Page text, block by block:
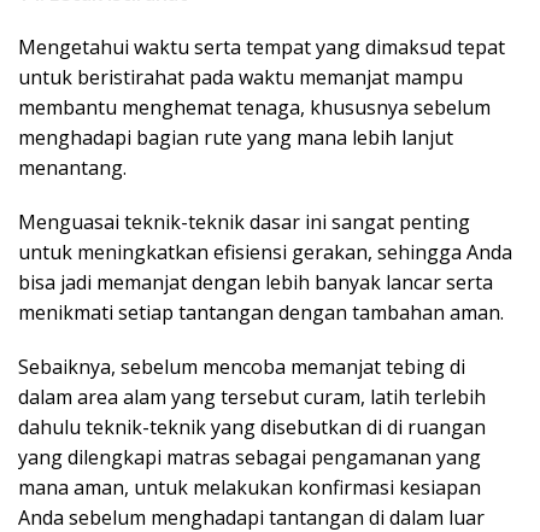
Mengetahui waktu serta tempat yang dimaksud tepat
untuk beristirahat pada waktu memanjat mampu
membantu menghemat tenaga, khususnya sebelum
menghadapi bagian rute yang mana lebih lanjut
menantang.
Menguasai teknik-teknik dasar ini sangat penting
untuk meningkatkan efisiensi gerakan, sehingga Anda
bisa jadi memanjat dengan lebih banyak lancar serta
menikmati setiap tantangan dengan tambahan aman.
Sebaiknya, sebelum mencoba memanjat tebing di
dalam area alam yang tersebut curam, latih terlebih
dahulu teknik-teknik yang disebutkan di di ruangan
yang dilengkapi matras sebagai pengamanan yang
mana aman, untuk melakukan konfirmasi kesiapan
Anda sebelum menghadapi tantangan di dalam luar